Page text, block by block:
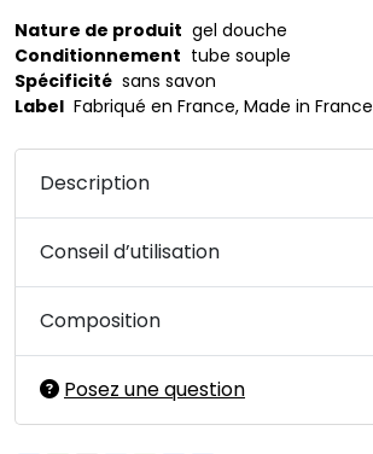
Nature de produit gel douche
Conditionnement tube souple
Spécificité sans savon
Label Fabriqué en France, Made in France
Description
Conseil d’utilisation
Composition
Posez une question